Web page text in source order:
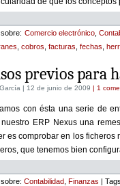
Comercio electrónico ,
cobros facturas fechas
previos para
| 12 de junio de 2009 | 1
con ésta una serie de
ERP Nexus una
es comprobar en los ficheros
que tenemos bien
Contabilidad Finanzas |